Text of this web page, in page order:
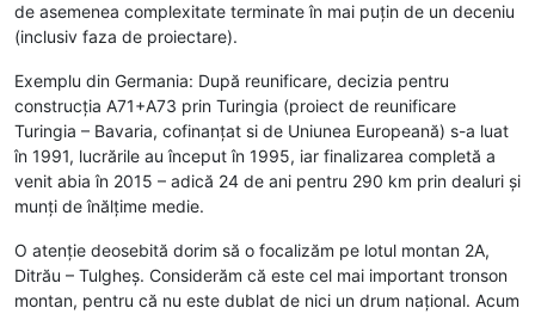
de asemenea complexitate terminate în mai puțin de un deceniu
(inclusiv faza de proiectare).
Exemplu din Germania: După reunificare, decizia pentru
construcția A71+A73 prin Turingia (proiect de reunificare
Turingia – Bavaria, cofinanțat si de Uniunea Europeană) s-a luat
în 1991, lucrările au început în 1995, iar finalizarea completă a
venit abia în 2015 – adică 24 de ani pentru 290 km prin dealuri și
munți de înălțime medie.
O atenție deosebită dorim să o focalizăm pe lotul montan 2A,
Ditrău – Tulgheș. Considerăm că este cel mai important tronson
montan, pentru că nu este dublat de nici un drum național. Acum